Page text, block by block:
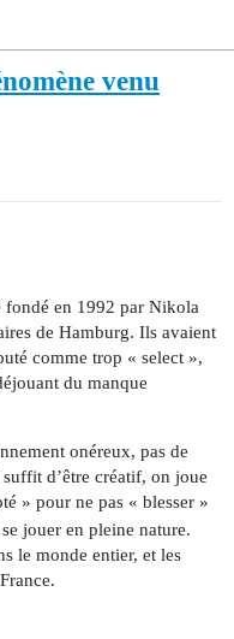
venu
fondé en 1992 par Nikola
de Hamburg. Ils avaient
comme trop « select »,
du manque
onéreux, pas de
d’être créatif, on joue
» pour ne pas « blesser »
jouer en pleine nature.
le monde entier, et les